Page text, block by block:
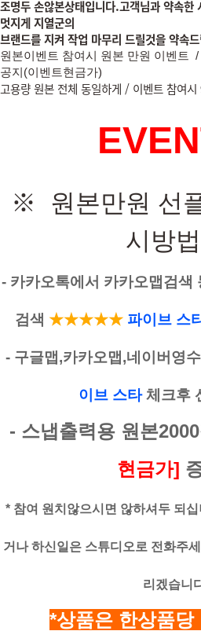
조명두 손않본상태입니다.고객님과 약속한
멋지게 지열군의
브랜드를 지켜 작업 마무리 드릴것을 약속
원본이벤트 참여시 원본 만원 이벤트 /
공지(이벤트현금가)
고용량 원본 전체 동일하게 / 이벤트 참여
※ 원본만원 선
시방법
- 카카오톡에서 카카오맵검색
검색 ★★★★★ 파이브 스
- 구글맵,카카오맵,네이버영
이브 스타 체크후
- 스냅출력용 원본2000
현금가]
* 참여 원치않으시면 않하셔두 되
거나 하신일은 스튜디오로 전화주
리겠습니
*상품은 한상품당